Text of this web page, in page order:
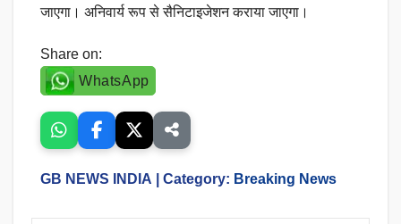
जाएगा। अनिवार्य रूप से सैनिटाइजेशन कराया जाएगा।
Share on:
WhatsApp
GB NEWS INDIA | Category: Breaking News